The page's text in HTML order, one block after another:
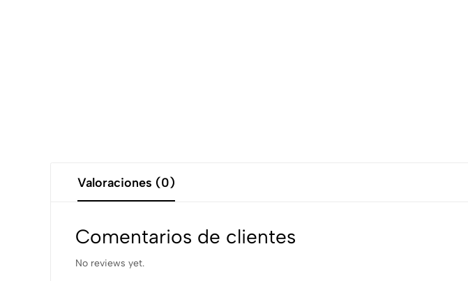
Valoraciones (0)
Comentarios de clientes
No reviews yet.